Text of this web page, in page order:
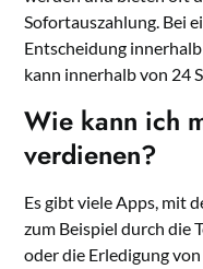
Sofortauszahlung. Bei
Entscheidung
kann innerhalb von 24
Wie kann ich
verdienen?
Es gibt viele Apps, mit
zum Beispiel durch die
oder die Erledigung